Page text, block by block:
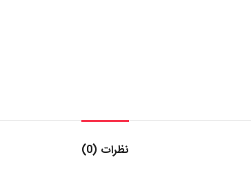
نظرات (0)